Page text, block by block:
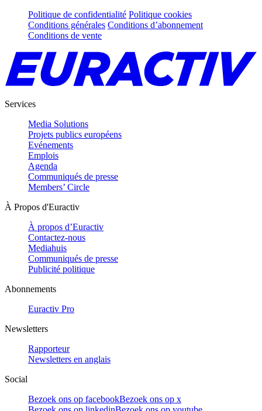
Politique de confidentialité Politique cookies
Conditions générales Conditions d’abonnement
Conditions de vente
Services
Media Solutions
Projets publics européens
Evénements
Emplois
Agenda
Communiqués de presse
Members’ Circle
À Propos d'Euractiv
À propos d’Euractiv
Contactez-nous
Mediahuis
Communiqués de presse
Publicité politique
Abonnements
Euractiv Pro
Newsletters
Rapporteur
Newsletters en anglais
Social
Bezoek ons op facebookBezoek ons op x